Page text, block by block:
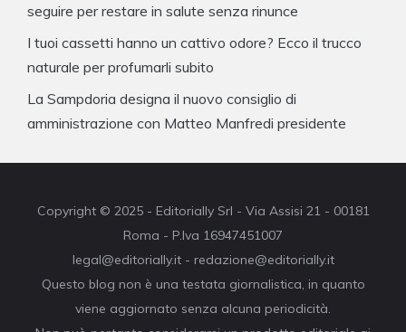
seguire per restare in salute senza rinunce
I tuoi cassetti hanno un cattivo odore? Ecco il trucco
naturale per profumarli subito
La Sampdoria designa il nuovo consiglio di
amministrazione con Matteo Manfredi presidente
Copyright © 2025 - Editorially Srl - Via Assisi 21 - 00181
Roma - P.Iva 16947451007
legal@editorially.it - redazione@editorially.it
Questo blog non è una testata giornalistica, in quanto
viene aggiornato senza alcuna periodicità.